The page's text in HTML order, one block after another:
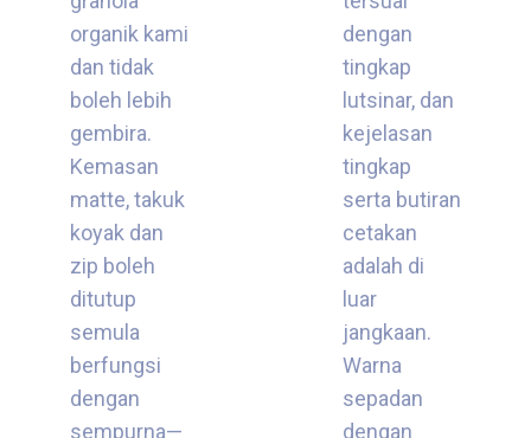
organik kami
dan tidak
boleh lebih
gembira.
Kemasan
matte, takuk
koyak dan
zip boleh
ditutup
semula
berfungsi
dengan
sempurna—
dengan
tingkap
lutsinar, dan
kejelasan
tingkap
serta butiran
cetakan
adalah di
luar
jangkaan.
Warna
sepadan
dengan